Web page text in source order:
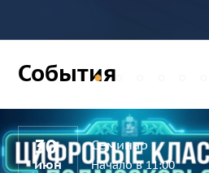
События
30
июн
Семинар
Начало в 11:00